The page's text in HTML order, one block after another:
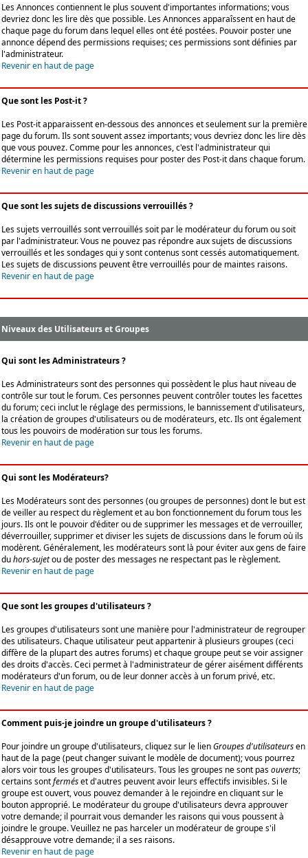
Les Annonces contiennent le plus souvent d'importantes informations; vous
devriez donc les lire dès que possible. Les Annonces apparaîssent en haut de
chaque page du forum dans lequel elles ont été postées. Pouvoir poster une
annonce dépend des permissions requises; ces permissions sont définies par
l'administrateur.
Revenir en haut de page
Que sont les Post-it ?
Les Post-it apparaissent en-dessous des annonces et seulement sur la première
page du forum. Ils sont souvent assez importants; vous devriez donc les lire dès
que vous pouvez. Comme pour les annonces, c'est l'administrateur qui
détermine les permissions requises pour poster des Post-it dans chaque forum.
Revenir en haut de page
Que sont les sujets de discussions verrouillés ?
Les sujets verrouillés sont verrouillés soit par le modérateur du forum ou soit
par l'administrateur. Vous ne pouvez pas répondre aux sujets de discussions
verrouillés et les sondages qui y sont contenus sont cessés automatiquement.
Les sujets de discussions peuvent être verrouillés pour de maintes raisons.
Revenir en haut de page
Niveaux des Utilisateurs et Groupes
Qui sont les Administrateurs ?
Les Administrateurs sont des personnes qui possèdent le plus haut niveau de
contrôle sur tout le forum. Ces personnes peuvent contrôler toutes les facettes
du forum; ceci inclut le réglage des permissions, le bannissement d'utilisateurs,
la création de groupes d'utilisateurs ou de modérateurs, etc. Ils ont également
tous les pouvoirs de modération sur tous les forums.
Revenir en haut de page
Qui sont les Modérateurs?
Les Modérateurs sont des personnes (ou groupes de personnes) dont le but est
de veiller au respect du règlement et au bon fonctionnement du forum tous les
jours. Ils ont le pouvoir d'éditer ou de supprimer les messages et de verrouiller,
déverrouiller, supprimer et diviser les sujets de discussions dans le forum où ils
modèrent. Généralement, les modérateurs sont là pour éviter aux gens de faire
duhors-sujetou de poster des messages ne respectant pas le règlement.
Revenir en haut de page
Que sont les groupes d'utilisateurs ?
Les groupes d'utilisateurs sont une manière pour l'administrateur de regrouper
des utilisateurs. Chaque utilisateur peut appartenir à plusieurs groupes (ceci
diffère de la plupart des autres forums) et chaque groupe peut se voir assigner
des droits d'accès. Ceci permet à l'administrateur de gérer aisément différents
modérateurs d'un forum, ou de leur donner accès à un forum privé, etc.
Revenir en haut de page
Comment puis-je joindre un groupe d'utilisateurs ?
Pour joindre un groupe d'utilisateurs, cliquez sur le lienGroupes d'utilisateursen
haut de la page (peut changer suivant le modèle de document); vous pourrez
alors voir tous les groupes d'utilisateurs. Tous les groupes ne sont pasouverts;
certains sontferméset d'autres peuvent avoir leurs effectifs invisibles. Si le
groupe est ouvert, vous pouvez demander à le rejoindre en cliquant sur le
bouton approprié. Le modérateur du groupe d'utilisateurs devra approuver
votre demande; il pourrait vous demander les raisons qui vous poussent à
joindre le groupe. Veuillez ne pas harceler un modérateur de groupe s'il
désapprouve votre demande; il a ses raisons.
Revenir en haut de page